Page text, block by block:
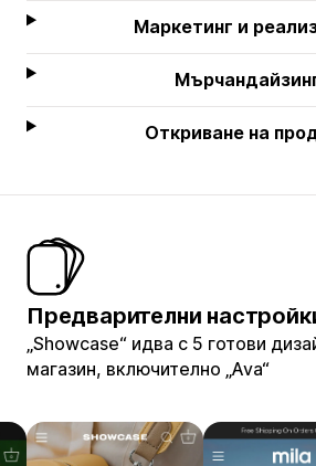
Маркетинг и
Откриване на
Предварителни
„Showcase“ идва с 5 готови
магазин, включително „Ava“